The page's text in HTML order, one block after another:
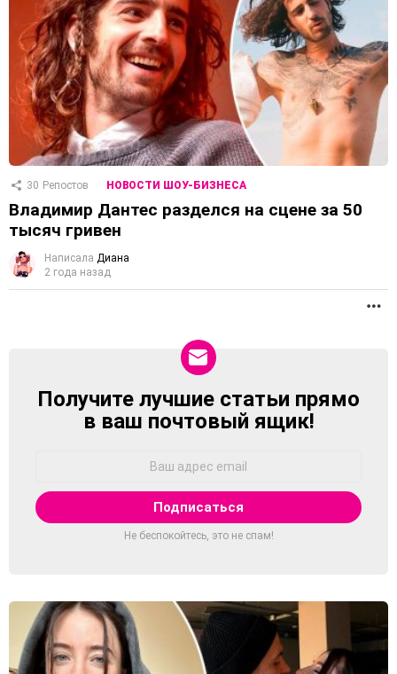
30 Репостов НОВОСТИ ШОУ-БИЗНЕСА
Владимир Дантес разделся на сцене за 50
тысяч гривен
Написала Диана
2 года назад
NEWSLETTER
Получите лучшие статьи прямо
в ваш почтовый ящик!
Не беспокойтесь, это не спам!